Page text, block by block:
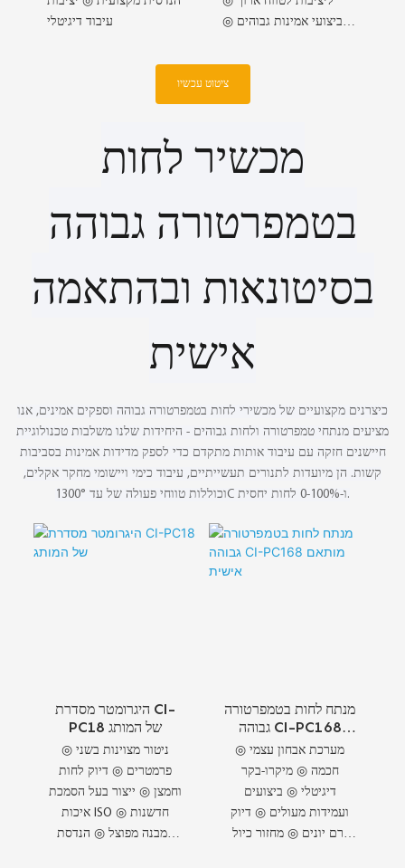
עיבוד דיגיטלי
ביצועי אמינות גבוהים ◎
מחזורי כיול מורחבים
ציטוט עכשיו
מכשיר לחות
בטמפרטורה גבוהה
בסיטונאות ובהתאמה
אישית
כיצרנים מקצועיים של מכשירי לחות בטמפרטורה גבוהה וספקים אמינים, אנו
מציעים מנתחי טמפרטורה ולחות גבוהים - היחידות שלנו משלבות טכנולוגיית
חיישנים חזקה עם עיבוד אותות מתקדם כדי לספק מדידות אמינות בסביבות
קשות. הן מיועדות לתנורים תעשייתיים, עיבוד כימי ויישומי מחקר אקלים,
וכוללות טווחי פעולה של עד 1300°C ו-0-100% לחות יחסית.
היגרומטר מסדרת CI-
PC18 של המותג
◎ ניטור מצוינות בשני
פרמטרים ◎ דיוק לחות
וחמצן ◎ ייצור בעל הסמכת
איכות ISO ◎ חדשנות
במבנה מפוצל ◎ הנדסת
מנתח לחות בטמפרטורה
גבוהה CI-PC168
מותאם אישית◎ מערכת אבחון עצמי
חכמה ◎ מיקרו-בקר
דיגיטלי ◎ ביצועים
ועמידות מעולים ◎ דיוק
זרם יונים ◎ מחזור כיול